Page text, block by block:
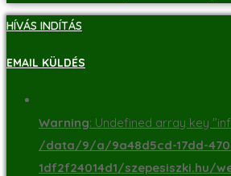
HÍVÁS INDÍTÁS
EMAIL KÜLDÉS
Warning: Undefined array key
/data/9/a/9a48d5cd-17dd-
1df2f24014d1/szepesiszki.hu/